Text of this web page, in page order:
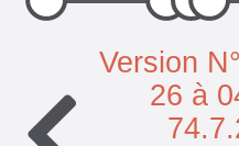
Version
26 à